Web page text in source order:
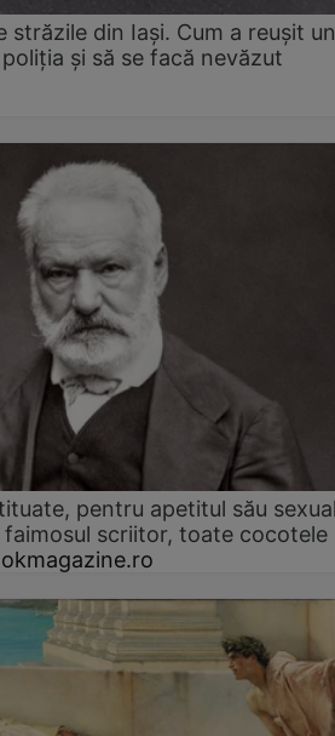
străzile din Iași. Cum a reușit un
și să se facă nevăzut
pentru apetitul său
faimosul scriitor, toate cocotele
okmagazine.ro